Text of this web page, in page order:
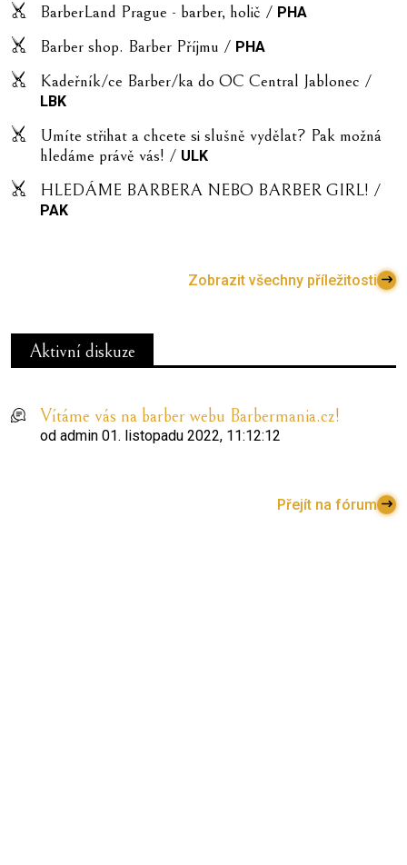
BarberLand Prague - barber, holič / PHA
Barber shop. Barber Příjmu / PHA
Kadeřník/ce Barber/ka do OC Central Jablonec /
LBK
Umíte střihat a chcete si slušně vydělat? Pak možná
hledáme právě vás! / ULK
HLEDÁME BARBERA NEBO BARBER GIRL! /
PAK
Zobrazit všechny příležitosti
Aktivní diskuze
Vítáme vás na barber webu Barbermania.cz!
od admin 01. listopadu 2022, 11:12:12
Přejít na fórum